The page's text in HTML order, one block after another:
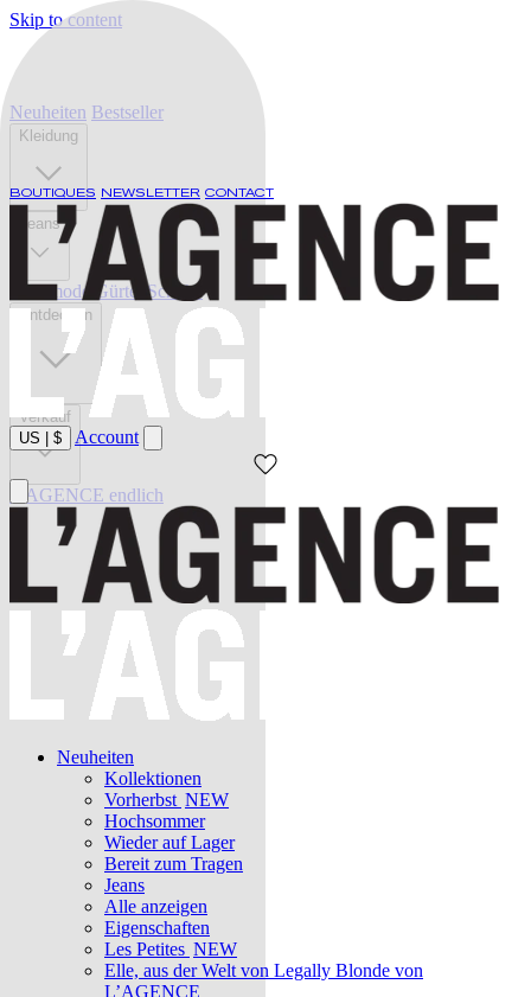
Skip to content
BOUTIQUES NEWSLETTER CONTACT
US $ Account
Neuheiten
Kollektionen
Vorherbst NEW
Hochsommer
Wieder auf Lager
Bereit zum Tragen
Jeans
Alle anzeigen
Eigenschaften
Les Petites NEW
Elle, aus der Welt von Legally Blonde von
L’AGENCE
Neuheiten Bestseller
Kleidung
Jeans
Bademode Gürtel Schuhe
Entdecken
Verkauf
L'AGENCE endlich